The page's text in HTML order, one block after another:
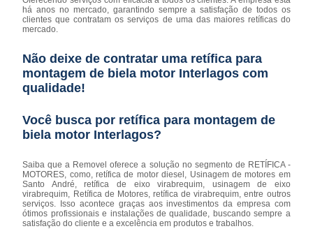
há anos no mercado, garantindo sempre a satisfação de todos os
clientes que contratam os serviços de uma das maiores retíficas do
mercado.
Não deixe de contratar uma retífica para
montagem de biela motor Interlagos com
qualidade!
Você busca por retífica para montagem de
biela motor Interlagos?
Saiba que a Removel oferece a solução no segmento de RETÍFICA -
MOTORES, como, retífica de motor diesel, Usinagem de motores em
Santo André, retífica de eixo virabrequim, usinagem de eixo
virabrequim, Retífica de Motores, retífica de virabrequim, entre outros
serviços. Isso acontece graças aos investimentos da empresa com
ótimos profissionais e instalações de qualidade, buscando sempre a
satisfação do cliente e a excelência em produtos e trabalhos.